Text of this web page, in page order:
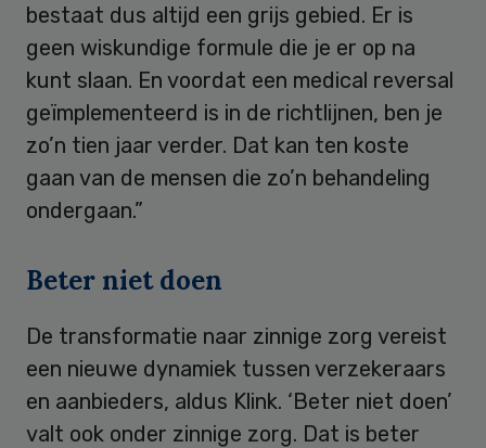
bestaat dus altijd een grijs gebied. Er is
geen wiskundige formule die je er op na
kunt slaan. En voordat een medical reversal
geïmplementeerd is in de richtlijnen, ben je
zo’n tien jaar verder. Dat kan ten koste
gaan van de mensen die zo’n behandeling
ondergaan.”
Beter niet doen
De transformatie naar zinnige zorg vereist
een nieuwe dynamiek tussen verzekeraars
en aanbieders, aldus Klink. ‘Beter niet doen’
valt ook onder zinnige zorg. Dat is beter